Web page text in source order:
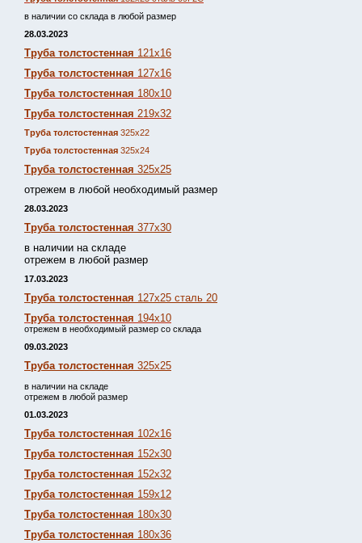
в наличии со склада в любой размер
28.03.2023
Труба толстостенная 121х16
Труба толстостенная 127х16
Труба толстостенная 180х10
Труба толстостенная 219х32
Труба толстостенная 325х22
Труба толстостенная 325х24
Труба толстостенная 325х25
отрежем в любой необходимый размер
28.03.2023
Труба толстостенная 377х30
в наличии на складе
отрежем в любой размер
17.03.2023
Труба толстостенная 127х25 сталь 20
Труба толстостенная 194х10
отрежем в необходимый размер со склада
09.03.2023
Труба толстостенная 325х25
в наличии на складе
отрежем в любой размер
01.03.2023
Труба толстостенная 102х16
Труба толстостенная 152х30
Труба толстостенная 152х32
Труба толстостенная 159х12
Труба толстостенная 180х30
Труба толстостенная 180х36